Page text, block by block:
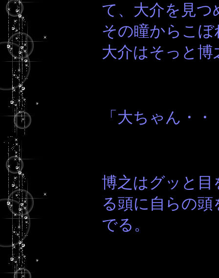
て、大介を見つ
その瞳からこ
大介はそっと
「大ちゃん・・
博之はグッと
る頭に自らの
でる。